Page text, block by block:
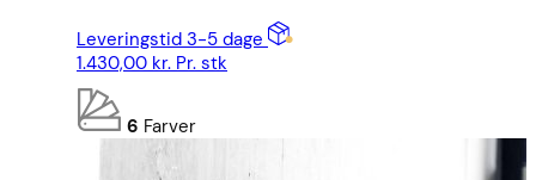
Leveringstid 3-5 dage
1.430,00 kr. Pr. stk
6 Farver